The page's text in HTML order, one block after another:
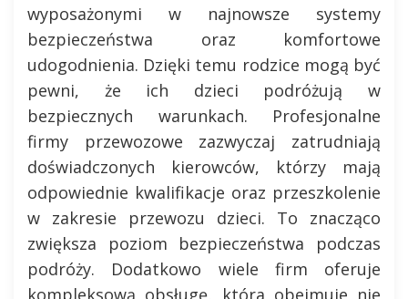
wyposażonymi w najnowsze systemy
bezpieczeństwa oraz komfortowe
udogodnienia. Dzięki temu rodzice mogą być
pewni, że ich dzieci podróżują w
bezpiecznych warunkach. Profesjonalne
firmy przewozowe zazwyczaj zatrudniają
doświadczonych kierowców, którzy mają
odpowiednie kwalifikacje oraz przeszkolenie
w zakresie przewozu dzieci. To znacząco
zwiększa poziom bezpieczeństwa podczas
podróży. Dodatkowo wiele firm oferuje
kompleksową obsługę, która obejmuje nie